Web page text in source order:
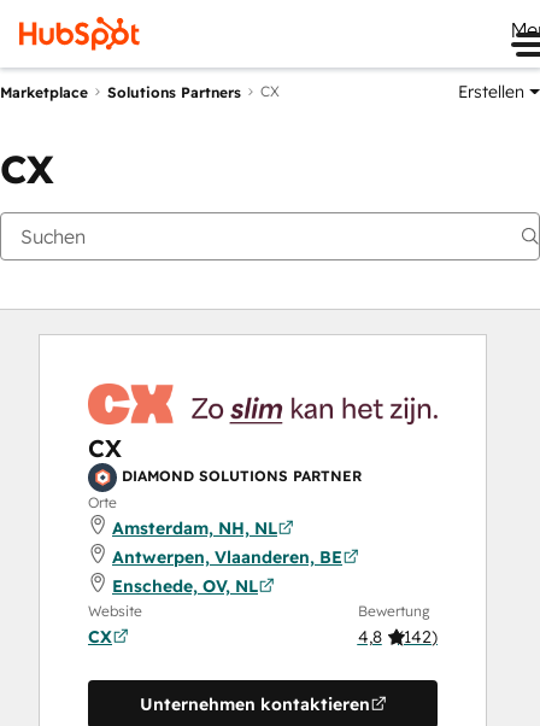
Marketplace Solutions Partners CX Erstellen
CX
CX
DIAMOND SOLUTIONS PARTNER
Orte
Amsterdam, NH, NL
Antwerpen, Vlaanderen, BE
Enschede, OV, NL
Website
CX
Bewertung
4,8 (142)
Unternehmen kontaktieren